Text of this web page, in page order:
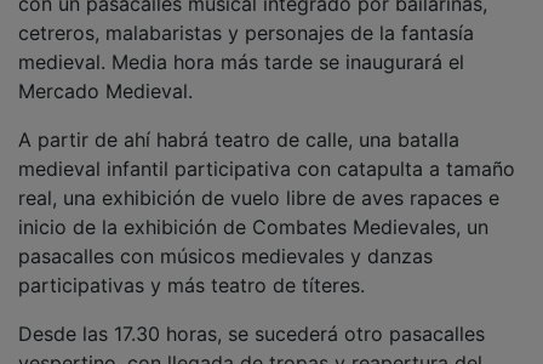
A las 21.00 horas, habrá aperitivo, bollería, limonada y
tradicional sorteo de regalos organizado por la
Asociación Cultural Juan Talamanco. A las 22.00 horas
música en vivo, combates de espadas de fuego,
magia, danzas participativas y reparto de queimada a
todos los asistentes.